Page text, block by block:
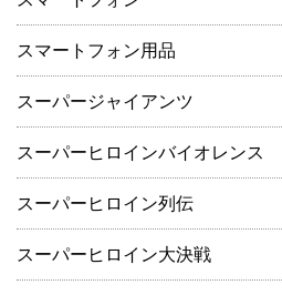
スマートフォン用品
スーパージャイアンツ
スーパーヒロインバイオレンス
スーパーヒロイン列伝
スーパーヒロイン大決戦